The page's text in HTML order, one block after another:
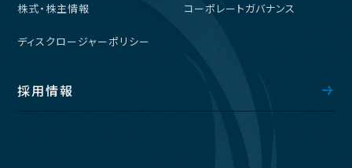
株式・株主情報 コーポレートガバナンス
ディスクロージャーポリシー
採用情報